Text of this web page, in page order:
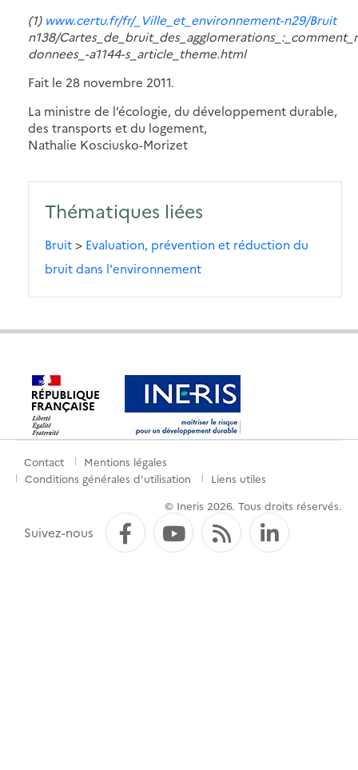
(1) www.certu.fr/fr/_Ville_et_environnement-n29/Bruit
n138/
donnees_-a1144-s_article_theme.html
Fait le 28 novembre 2011.
La ministre de l’écologie, du développement durable,
des transports et du logement,
Nathalie Kosciusko-Morizet
Thématiques liées
Bruit> Evaluation, prévention et réduction du
bruit dans l'environnement
Menu
pied
Contact
Mentions légales
Conditions générales d'utilisation
Liens utiles
© Ineris 2026. Tous droits réservés.
Suivez-nous FacebookYouTube
Flux RSS